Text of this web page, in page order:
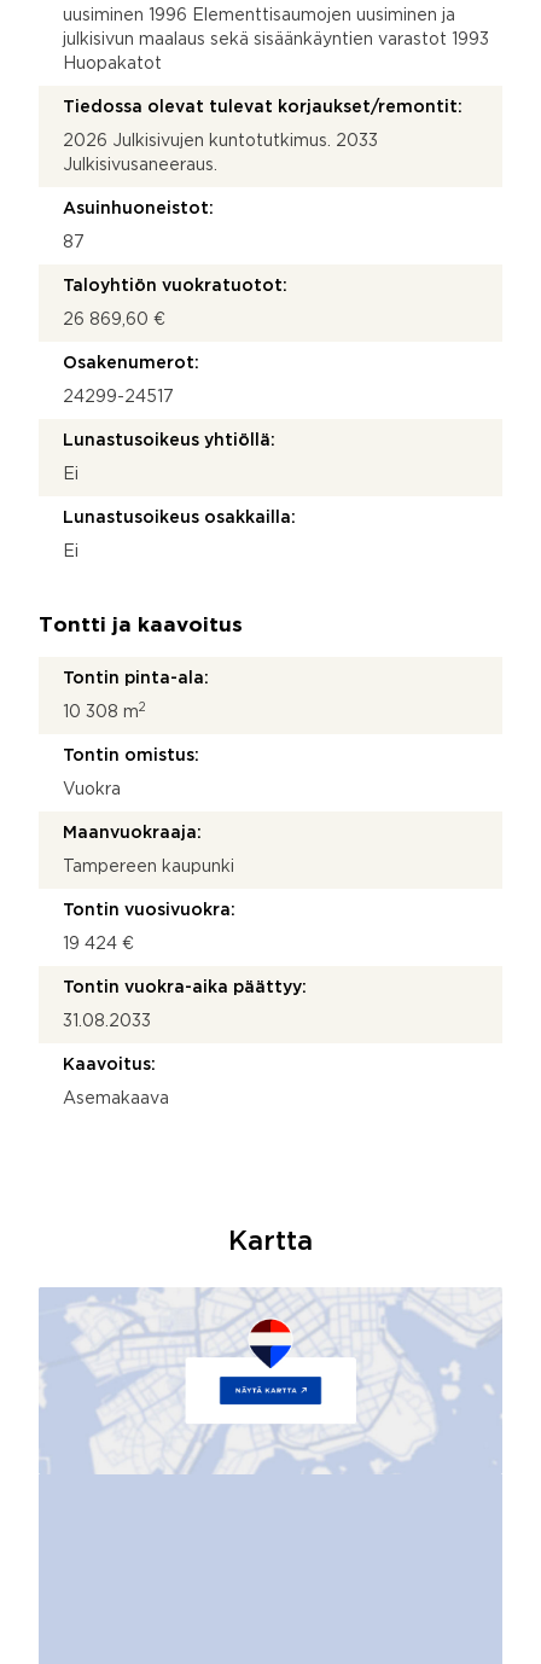
uusiminen 1996 Elementtisaumojen uusiminen ja
julkisivun maalaus sekä sisäänkäyntien varastot 1993
Huopakatot
Tiedossa olevat tulevat korjaukset/remontit:
2026 Julkisivujen kuntotutkimus. 2033
Julkisivusaneeraus.
Asuinhuoneistot:
87
Taloyhtiön vuokratuotot:
26 869,60 €
Osakenumerot:
24299-24517
Lunastusoikeus yhtiöllä:
Ei
Lunastusoikeus osakkailla:
Ei
Tontti ja kaavoitus
Tontin pinta-ala:
10 308 m2
Tontin omistus:
Vuokra
Maanvuokraaja:
Tampereen kaupunki
Tontin vuosivuokra:
19 424 €
Tontin vuokra-aika päättyy:
31.08.2033
Kaavoitus:
Asemakaava
Kartta